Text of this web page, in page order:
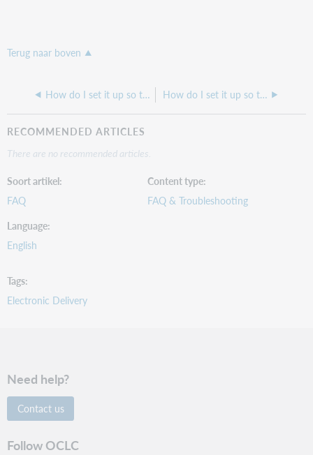
Terug naar boven
How do I set it up so that Odyssey Requests are no longer sent automatically to the patron? How do I set it up so that the Docline Scripts Auto Update when I open up the ILLiad Client?
RECOMMENDED ARTICLES
There are no recommended articles.
Soort artikel
FAQ
Content type
FAQ & Troubleshooting
Language
English
Tags
Electronic Delivery
Need help?
Contact us
Follow OCLC